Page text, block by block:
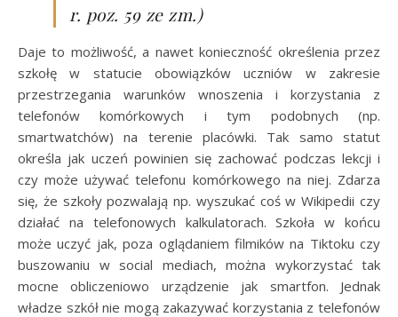
r. poz. 59 ze zm.)
Daje to możliwość, a nawet konieczność określenia przez
szkołę w statucie obowiązków uczniów w zakresie
przestrzegania warunków wnoszenia i korzystania z
telefonów komórkowych i tym podobnych (np.
smartwatchów) na terenie placówki. Tak samo statut
określa jak uczeń powinien się zachować podczas lekcji i
czy może używać telefonu komórkowego na niej. Zdarza
się, że szkoły pozwalają np. wyszukać coś w Wikipedii czy
działać na telefonowych kalkulatorach. Szkoła w końcu
może uczyć jak, poza oglądaniem filmików na Tiktoku czy
buszowaniu w social mediach, można wykorzystać tak
mocne obliczeniowo urządzenie jak smartfon. Jednak
władze szkół nie mogą zakazywać korzystania z telefonów